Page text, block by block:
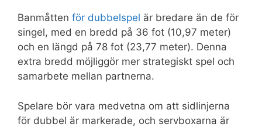
Banmåtten för dubbelspel är bredare än de för
singel, med en bredd på 36 fot (10,97 meter)
och en längd på 78 fot (23,77 meter). Denna
extra bredd möjliggör mer strategiskt spel och
samarbete mellan partnerna.
Spelare bör vara medvetna om att sidlinjerna
för dubbel är markerade, och servboxarna är